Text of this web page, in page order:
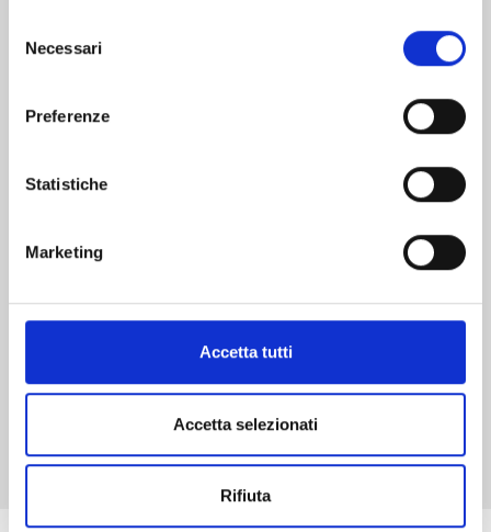
delNecessari
Preferenze
Statistiche
Marketing
Accetta tutti
Accetta selezionati
Rifiuta
Mostra tutto